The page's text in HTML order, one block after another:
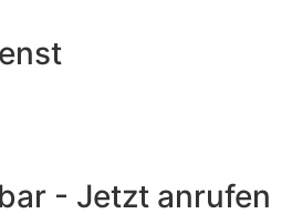
- Jetzt anrufen